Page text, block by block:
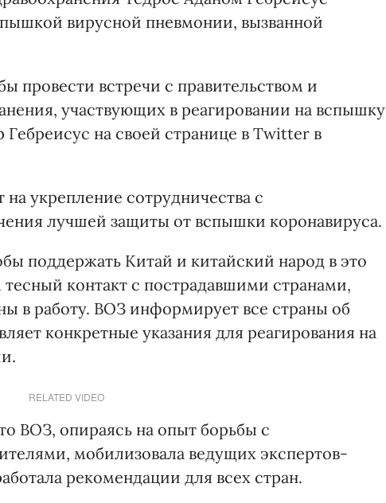
вирусной пневмонии, вызванной
провести встречи с правительством и
участвующих в реагировании на вспышку
на своей странице в Twitter в
укрепление сотрудничества с
лучшей защиты от вспышки коронавируса.
поддержать Китай и китайский народ в это
контакт с пострадавшими странами,
в работу. ВОЗ информирует все страны об
конкретные указания для реагирования на
RELATED VIDEO
ВОЗ, опираясь на опыт борьбы с
мобилизовала ведущих экспертов-
рекомендации для всех стран.